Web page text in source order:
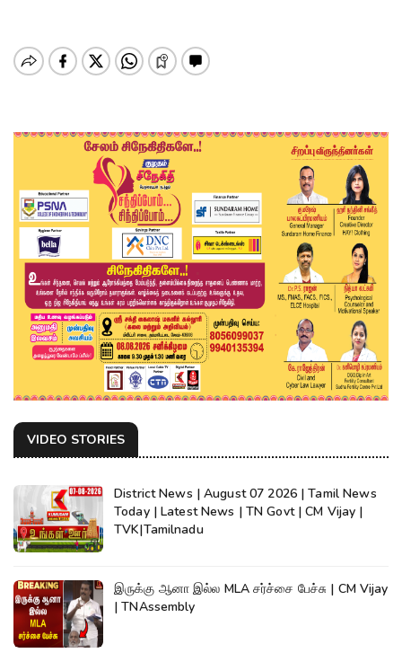
VIDEO STORIES
District News | August 07 2026 | Tamil News
Today | Latest News | TN Govt | CM Vijay |
TVK|Tamilnadu
இருக்கு ஆனா இல்ல MLA சர்ச்சை பேச்சு | CM Vijay
| TNAssembly